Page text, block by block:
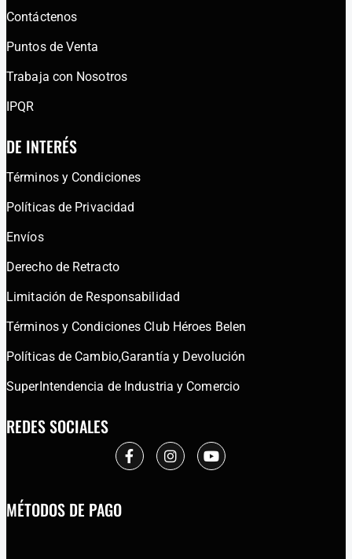
Contáctenos
Puntos de Venta
Trabaja con Nosotros
IPQR
DE INTERÉS
Términos y Condiciones
Políticas de Privacidad
Envíos
Derecho de Retracto
Limitación de Responsabilidad
Términos y Condiciones Club Héroes Belen
Políticas de Cambio,Garantía y Devolución
SuperIntendencia de Industria y Comercio
REDES SOCIALES
MÉTODOS DE PAGO